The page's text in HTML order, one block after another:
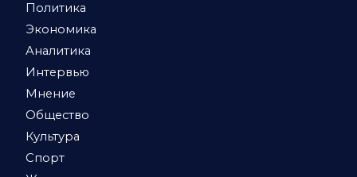
Политика
Экономика
Аналитика
Интервью
Мнение
Общество
Культура
Спорт